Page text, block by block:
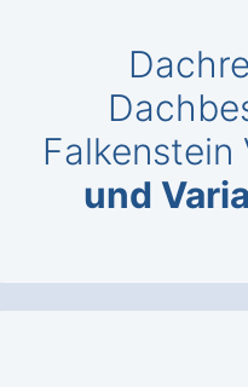
und